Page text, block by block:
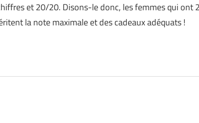
et 20/20. Disons-le donc, les femmes qui ont
la note maximale et des cadeaux adéquats !